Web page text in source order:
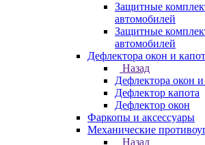
Защитные
автомобилей
Защитные
автомобилей
Дефлектора окон и
Назад
Дефлектора окон и
Дефлектор капота
Дефлектор окон
Фаркопы и аксессуары
Механические
Назад